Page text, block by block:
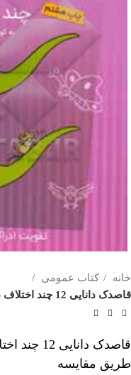
خانه
کتاب عمومی
قاصدک دانایی 12 چند اختلاف ( 2 ) تقویت ادراک بینایی از طریق مقایسه
طریق مقایسه